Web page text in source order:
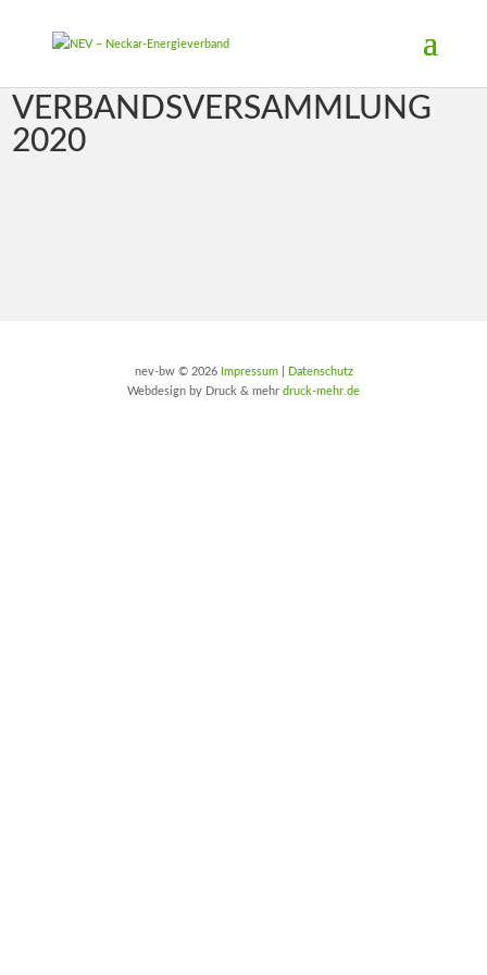
VERBANDSVERSAMMLUNG
2020
nev-bw © 2026 Impressum|
Datenschutz
Webdesign by Druck & mehr druck-mehr.de